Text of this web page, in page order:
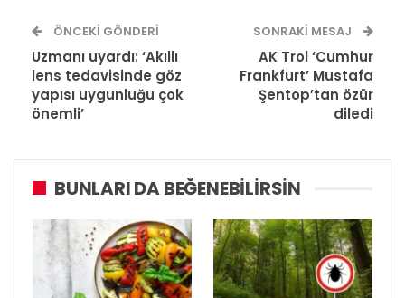
ÖNCEKI GÖNDERI
Uzmanı uyardı: ‘Akıllı
lens tedavisinde göz
yapısı uygunluğu çok
önemli’
SONRAKI MESAJ
AK Trol ‘Cumhur
Frankfurt’ Mustafa
Şentop’tan özür
diledi
BUNLARI DA BEĞENEBILIRSIN